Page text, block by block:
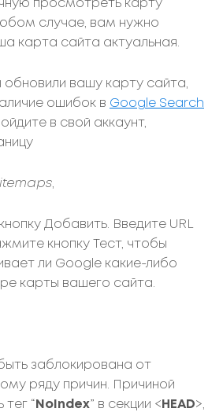
просмотреть карту
случае, вам нужно
карта сайта актуальная.
обновили вашу карту сайта,
ошибок в Google Search
в свой аккаунт,
,
Добавить. Введите URL
кнопку Тест, чтобы
ли Google какие-либо
карты вашего сайта.
заблокирована от
ряду причин. Причиной
“ NoIndex” в секции < HEAD>,